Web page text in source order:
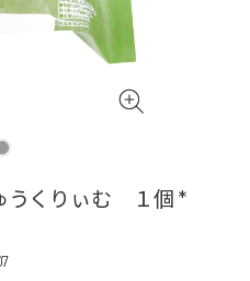
うくりぃむ １個 *